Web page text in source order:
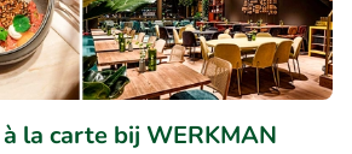
la carte bij WERKMAN